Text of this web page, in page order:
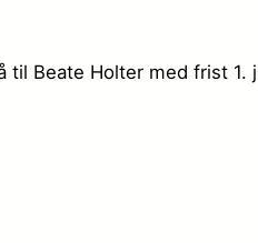
Beate Holter med frist 1.